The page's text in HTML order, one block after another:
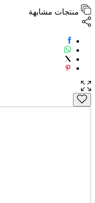
منتجات مشابهة